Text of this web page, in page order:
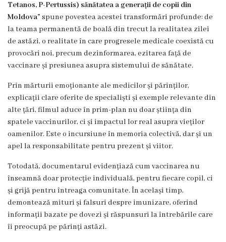
urgente
Secția
nr.
1
Secția
nr.
2
nr.
3
Secția
Tetanos, P-Pertussis) sănătatea a generații de copii din
Moldova” spune povestea acestei transformări profunde: de
la teama permanentă de boală din trecut la realitatea zilei
de astăzi, o realitate în care progresele medicale coexistă cu
provocări noi, precum dezinformarea, ezitarea față de
vaccinare și presiunea asupra sistemului de sănătate.
Prin mărturii emoționante ale medicilor și părinților,
explicații clare oferite de specialiști și exemple relevante din
alte țări, filmul aduce în prim-plan nu doar știința din
spatele vaccinurilor, ci și impactul lor real asupra vieților
oamenilor. Este o incursiune în memoria colectivă, dar și un
apel la responsabilitate pentru prezent și viitor.
Totodată, documentarul evidențiază cum vaccinarea nu
înseamnă doar protecție individuală, pentru fiecare copil, ci
și grijă pentru întreaga comunitate. În același timp,
demontează mituri și falsuri despre imunizare, oferind
informații bazate pe dovezi și răspunsuri la întrebările care
îi preocupă pe părinți astăzi.